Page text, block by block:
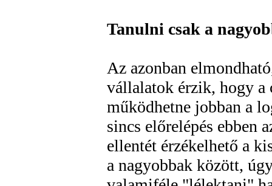
Tanulni csak a
Az azonban
vállalatok érzik, hogy a
működhetne jobban a
sincs előrelépés ebben
ellentét érzékelhető a
a nagyobbak között,